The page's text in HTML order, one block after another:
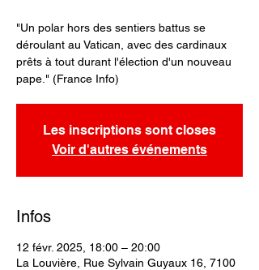
"Un polar hors des sentiers battus se
déroulant au Vatican, avec des cardinaux
prêts à tout durant l'élection d'un nouveau
pape." (France Info)
Les inscriptions sont closes
Voir d'autres événements
Infos
12 févr. 2025, 18:00 – 20:00
La Louvière, Rue Sylvain Guyaux 16, 7100